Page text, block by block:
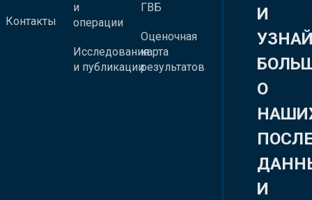
Контакты
и
операции
Исследования
и публикации
ГВБ
Оценочная
карта
результатов
И
О
И